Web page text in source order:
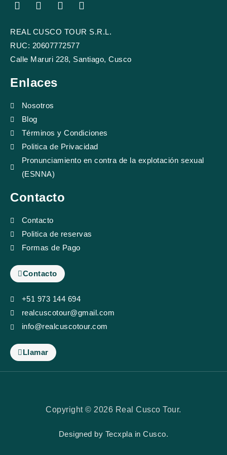
F
e
b
o
o
Y
t
u
e
I
t
a
g
r
T
p
v
REAL CUSCO TOUR S.R.L.
RUC: 20607772577
Calle Maruri 228, Santiago, Cusco
Enlaces
Nosotros
Blog
Términos y Condiciones
Politica de Privacidad
Pronunciamiento en contra de la explotación sexual
(ESNNA)
Contacto
Contacto
Politica de reservas
Formas de Pago
Contacto
+51 973 144 694
realcuscotour@gmail.com
info@realcuscotour.com
Llamar
Copyright © 2026 Real Cusco Tour.
Designed by Tecxpla in Cusco.